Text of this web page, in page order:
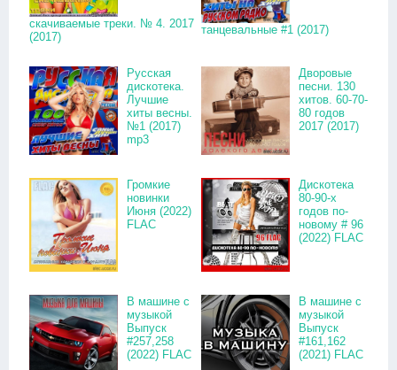
скачиваемые треки. № 4. 2017
(2017)
танцевальные #1 (2017)
Русская
дискотека.
Лучшие
хиты весны.
№1 (2017)
mp3
Дворовые
песни. 130
хитов. 60-70-
80 годов
2017 (2017)
Громкие
новинки
Июня (2022)
FLAC
Дискотека
80-90-х
годов по-
новому # 96
(2022) FLAC
В машине с
музыкой
Выпуск
#257,258
(2022) FLAC
В машине с
музыкой
Выпуск
#161,162
(2021) FLAC